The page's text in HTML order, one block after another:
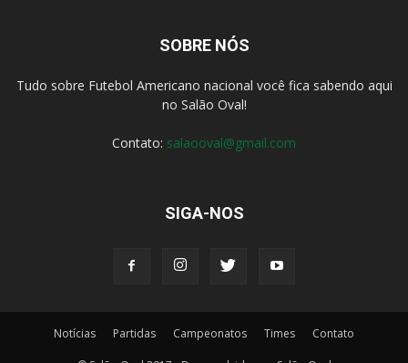
SOBRE NÓS
Tudo sobre Futebol Americano nacional você fica sabendo aqui
no Salão Oval!
Contato: salaooval@gmail.com
SIGA-NOS
Notícias Partidas Campeonatos Times Contato